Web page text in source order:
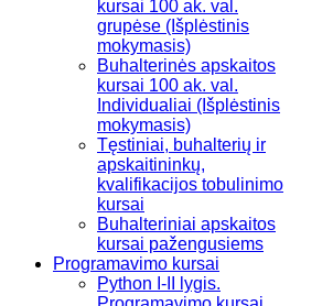
kursai 100 ak. val.
grupėse (Išplėstinis
mokymasis)
Buhalterinės apskaitos
kursai 100 ak. val.
Individualiai (Išplėstinis
mokymasis)
Tęstiniai, buhalterių ir
apskaitininkų,
kvalifikacijos tobulinimo
kursai
Buhalteriniai apskaitos
kursai pažengusiems
Programavimo kursai
Python I-II lygis.